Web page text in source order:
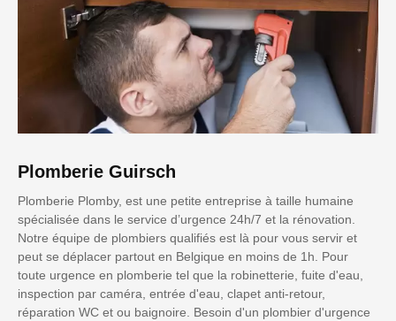
Plomberie Guirsch
Plomberie Plomby, est une petite entreprise à taille humaine
spécialisée dans le service d’urgence 24h/7 et la rénovation.
Notre équipe de plombiers qualifiés est là pour vous servir et
peut se déplacer partout en Belgique en moins de 1h. Pour
toute urgence en plomberie tel que la robinetterie, fuite d'eau,
inspection par caméra, entrée d'eau, clapet anti-retour,
réparation WC et ou baignoire. Besoin d'un plombier d'urgence